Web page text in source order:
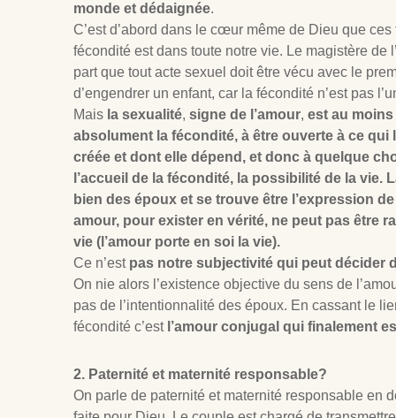
monde et dédaignée.
C’est d’abord dans le cœur même de Dieu que
fécondité est dans toute notre vie. Le magistère de
part que tout acte sexuel doit être vécu avec le
d’engendrer un enfant, car la fécondité n’est pas
Mais la sexualité, signe de l’amour, est au
absolument la fécondité, à être ouverte à ce qui
créée et dont elle dépend, et donc à quelque
l’accueil de la fécondité, la possibilité de la vie.
bien des époux et se trouve être l’expression
amour, pour exister en vérité, ne peut pas être
vie (l’amour porte en soi la vie).
Ce n’est pas notre subjectivité qui peut décider
On nie alors l’existence objective du sens de
pas de l’intentionnalité des époux. En cassant le
fécondité c’est l’amour conjugal qui finalement
2. Paternité et maternité responsable?
On parle de paternité et maternité responsable en